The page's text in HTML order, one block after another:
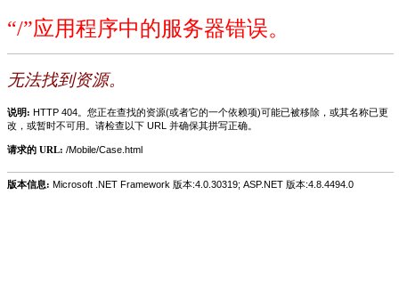
“/”应用程序中的服务器错误。
无法找到资源。
说明: HTTP 404。您正在查找的资源(或者它的一个依赖项)可能已被移除，或其名称已更
改，或暂时不可用。请检查以下 URL 并确保其拼写正确。
请求的 URL: /Mobile/Case.html
版本信息: Microsoft .NET Framework 版本:4.0.30319; ASP.NET 版本:4.8.4494.0